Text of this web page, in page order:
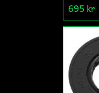
695 kr